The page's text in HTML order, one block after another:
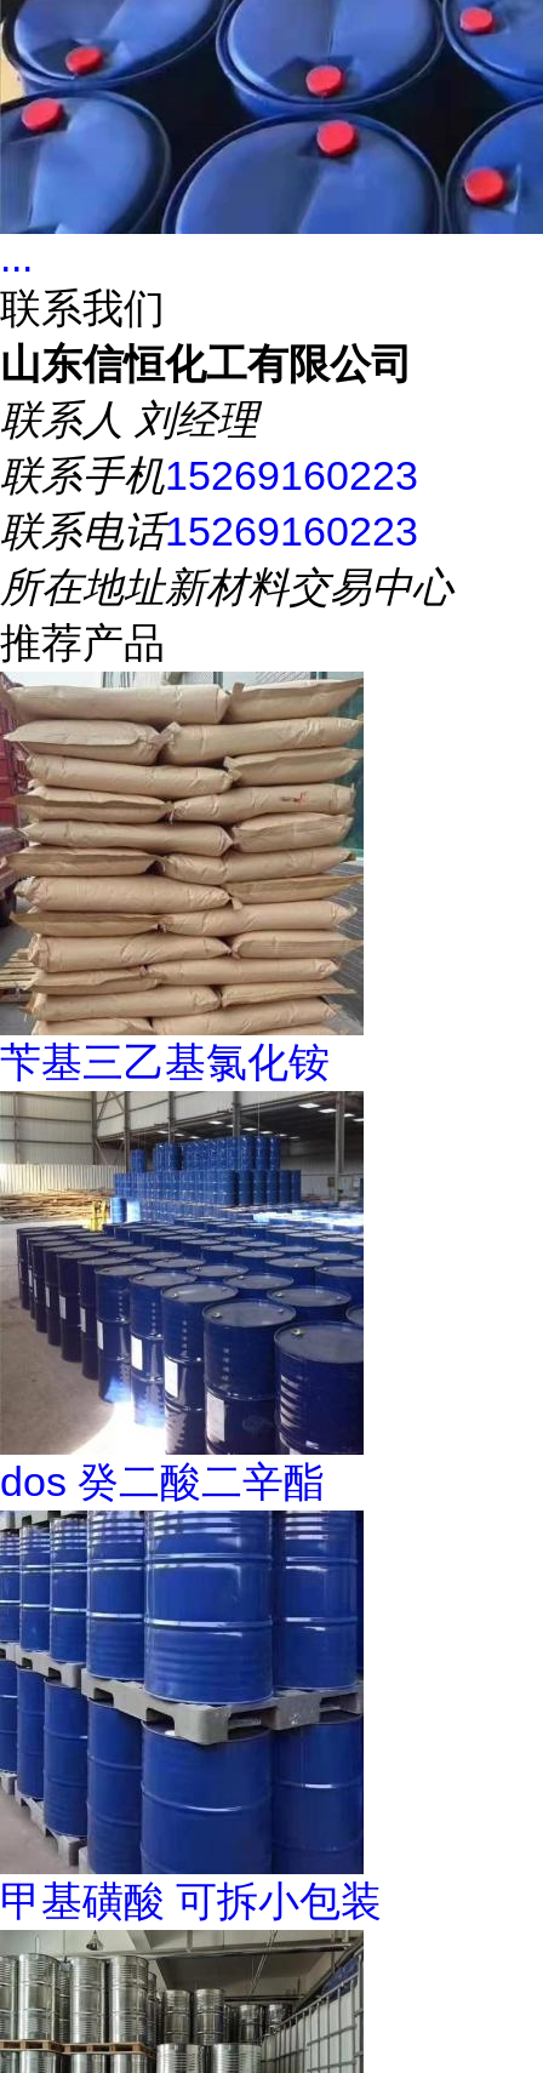
...
联系我们
山东信恒化工有限公司
联系人 刘经理
联系手机15269160223
联系电话15269160223
所在地址新材料交易中心
推荐产品
苄基三乙基氯化铵
dos 癸二酸二辛酯
甲基磺酸 可拆小包装